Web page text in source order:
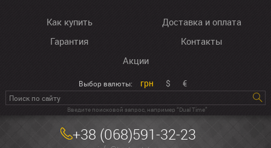
Как купить
Доставка и оплата
Гарантия
Контакты
Акции
Выбор валюты: грн $ €
Введите поисковой запрос, например “Dual Time”
+38 (068)591-32-23